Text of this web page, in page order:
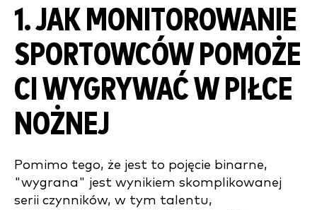
1. JAK MONITOROWANIE
SPORTOWCÓW POMOŻE
CI WYGRYWAĆW PIŁCE
NOŻNEJ
Pomimo tego, że jest to pojęcie binarne,
"wygrana" jest wynikiem skomplikowanej
serii czynników, w tym talentu,